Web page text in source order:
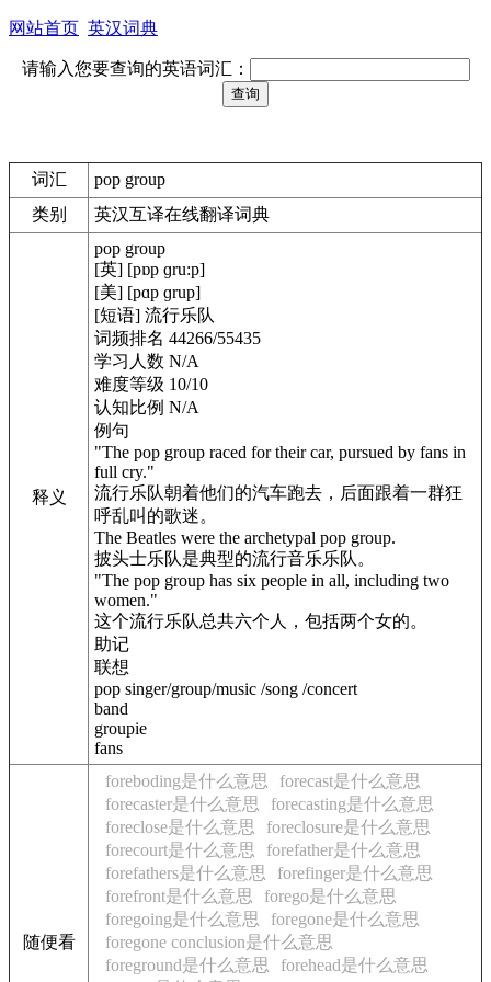
网站首页 英汉词典
请输入您要查询的英语词汇：
词汇
pop group
类别
英汉互译在线翻译词典
释义
pop group
[英] [pɒp ɡru:p]
[美] [pɑp ɡrup]
[短语] 流行乐队
词频排名 44266/55435
学习人数 N/A
难度等级 10/10
认知比例 N/A
例句
"The pop group raced for their car, pursued by fans in
full cry."
流行乐队朝着他们的汽车跑去，后面跟着一群狂
呼乱叫的歌迷。
The Beatles were the archetypal pop group.
披头士乐队是典型的流行音乐乐队。
"The pop group has six people in all, including two
women."
这个流行乐队总共六个人，包括两个女的。
助记
联想
pop singer/group/music /song /concert
band
groupie
fans
随便看
foreboding是什么意思
forecast是什么意思
forecaster是什么意思
forecasting是什么意思
foreclose是什么意思
foreclosure是什么意思
forecourt是什么意思
forefather是什么意思
forefathers是什么意思
forefinger是什么意思
forefront是什么意思
forego是什么意思
foregoing是什么意思
foregone是什么意思
foregone conclusion是什么意思
foreground是什么意思
forehead是什么意思